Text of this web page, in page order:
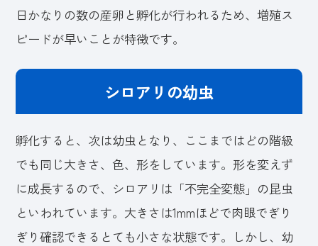
日かなりの数の産卵と孵化が行われるため、増殖ス
ピードが早いことが特徴です。
シロアリの幼虫
孵化すると、次は幼虫となり、ここまではどの階級
でも同じ大きさ、色、形をしています。形を変えず
に成長するので、シロアリは「不完全変態」の昆虫
といわれています。大きさは1mmほどで肉眼でぎり
ぎり確認できるとても小さな状態です。しかし、幼